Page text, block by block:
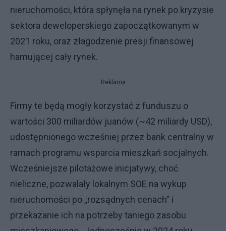
nieruchomości, która spłynęła na rynek po kryzysie
sektora deweloperskiego zapoczątkowanym w
2021 roku, oraz złagodzenie presji finansowej
hamującej cały rynek.
Reklama
Firmy te będą mogły korzystać z funduszu o
wartości 300 miliardów juanów (~42 miliardy USD),
udostępnionego wcześniej przez bank centralny w
ramach programu wsparcia mieszkań socjalnych.
Wcześniejsze pilotażowe inicjatywy, choć
nieliczne, pozwalały lokalnym SOE na wykup
nieruchomości po „rozsądnych cenach” i
przekazanie ich na potrzeby taniego zasobu